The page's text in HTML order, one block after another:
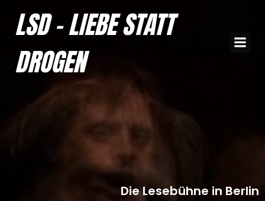
Inhalt
springen
LSD - LIEBE STATT
DROGEN
Die Lesebühne in Berlin